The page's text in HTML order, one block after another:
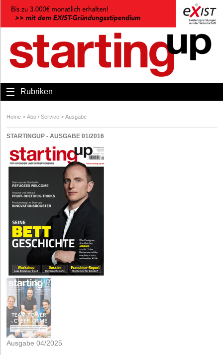
Rubriken
Home > Abo / Service > Ausgabe
STARTINGUP - AUSGABE 01/2016
Ausgabe 04/2025